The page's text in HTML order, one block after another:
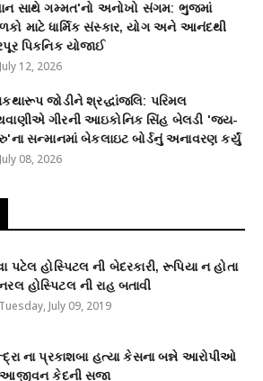
સાથે ગમ્મત'નો અનોખો સંગમ: ભુજમાં
માટે ધાર્મિક સંસ્કાર, યોગ અને આનંદથી
પિકનિક યોજાઈ
July 12, 2026
જોડીને શ્રદ્ધાંજલિ: પરિમલ
ગીરની આઇકોનિક સિંહ બેલડી 'જય-
સન્માનમાં બેકલાઇટ બોર્ડનું અનાવરણ કર્યું
July 08, 2026
પટેલ હોસ્પિટલ ની બેદરકારી, રૂપિયા ન હોતા
હોસ્પિટલ ની રાહ બતાવી
Tuesday, July 09, 2019
ના પ્રકાશબા હત્યા કેસના બન્ને આરોપીઓ
કેદની સજા